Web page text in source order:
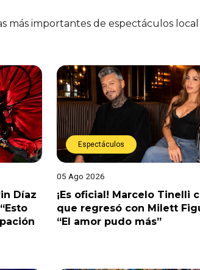
más importantes de espectáculos
Díaz
Espectáculos
05 Ago 2026
¡Es oficial! Marcelo Tinelli
que regresó con Milett
“El amor pudo más”